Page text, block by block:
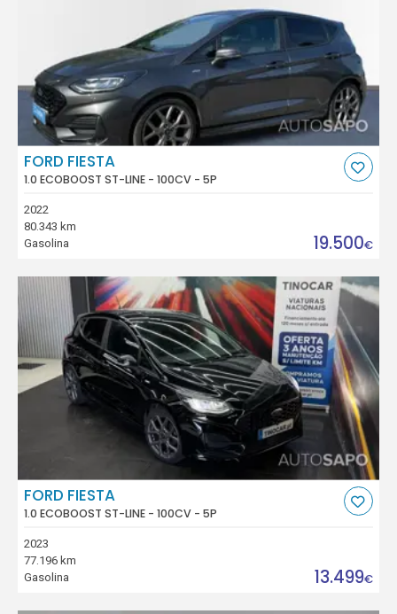
FORD FIESTA
1.0 ECOBOOST ST-LINE - 100CV - 5P
2022
80.343 km
Gasolina
19.500€
FORD FIESTA
1.0 ECOBOOST ST-LINE - 100CV - 5P
2023
77.196 km
Gasolina
13.499€